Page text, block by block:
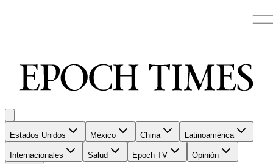
Estados Unidos México China Latinoamérica
Internacionales Salud Epoch TV Opinión